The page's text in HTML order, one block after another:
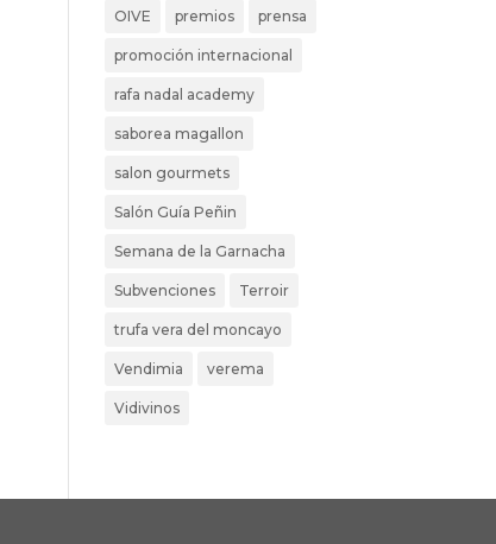
OIVE premios prensa
promoción internacional
rafa nadal academy
saborea magallon
salon gourmets
Salón Guía Peñin
Semana de la Garnacha
Subvenciones Terroir
trufa vera del moncayo
Vendimia verema
Vidivinos